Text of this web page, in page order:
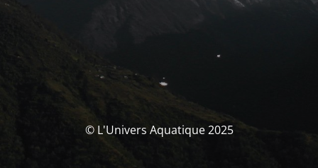
© L'Univers Aquatique 2025